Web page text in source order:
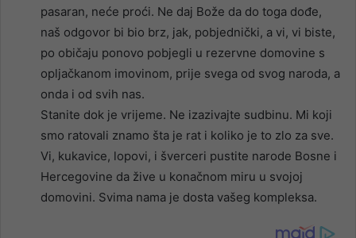
pasaran, neće proći. Ne daj Bože da do toga dođe,
naš odgovor bi bio brz, jak, pobjednički, a vi, vi biste,
po običaju ponovo pobjegli u rezervne domovine s
opljačkanom imovinom, prije svega od svog naroda, a
onda i od svih nas.
Stanite dok je vrijeme. Ne izazivajte sudbinu. Mi koji
smo ratovali znamo šta je rat i koliko je to zlo za sve.
Vi, kukavice, lopovi, i šverceri pustite narode Bosne i
Hercegovine da žive u konačnom miru u svojoj
domovini. Svima nama je dosta vašeg kompleksa.